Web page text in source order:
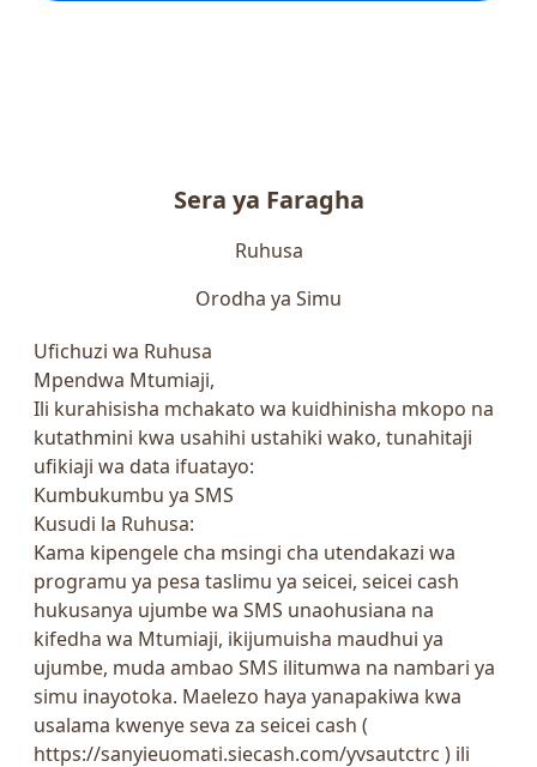
Sera ya Faragha
Ruhusa
Orodha ya Simu
Ufichuzi wa Ruhusa
Mpendwa Mtumiaji,
Ili kurahisisha mchakato wa kuidhinisha mkopo na
kutathmini kwa usahihi ustahiki wako, tunahitaji
ufikiaji wa data ifuatayo:
Kumbukumbu ya SMS
Kusudi la Ruhusa:
Kama kipengele cha msingi cha utendakazi wa
programu ya pesa taslimu ya seicei, seicei cash
hukusanya ujumbe wa SMS unaohusiana na
kifedha wa Mtumiaji, ikijumuisha maudhui ya
ujumbe, muda ambao SMS ilitumwa na nambari ya
simu inayotoka. Maelezo haya yanapakiwa kwa
usalama kwenye seva za seicei cash (
https://sanyieuomati.siecash.com/yvsautctrc ) ili